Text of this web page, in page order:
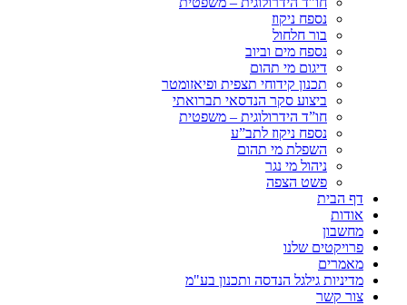
נספח ניקוז
בור חלחול
נספח מים וביוב
דיגום מי תהום
תכנון קידוחי תצפית ופיאזומטר
ביצוע סקר הנדסאי תברואתי
חו”ד הידרולוגית – משפטית
נספח ניקוז לתב”ע
השפלת מי תהום
ניהול מי נגר
פשט הצפה
דף הבית
אודות
מחשבון
פרויקטים שלנו
מאמרים
מדיניות גילגל הנדסה ותכנון בע"מ
צור קשר